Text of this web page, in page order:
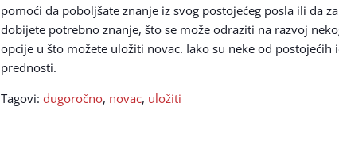
pomoći da poboljšate znanje iz svog postojećeg posla ili da
dobijete potrebno znanje, što se može odraziti na razvoj
opcije u što možete uložiti novac. Iako su neke od
prednosti.
Tagovi: dugoročno, novac, uložiti